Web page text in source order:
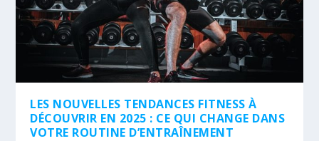
LES NOUVELLES TENDANCES FITNESS À
DÉCOUVRIR EN 2025 : CE QUI CHANGE DANS
VOTRE ROUTINE D’ENTRAÎNEMENT